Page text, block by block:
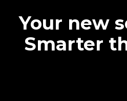
Your new
Smarter